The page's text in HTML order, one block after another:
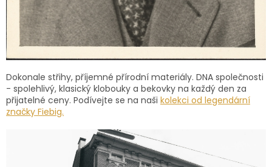
Dokonale střihy, příjemné přírodní materiály. DNA společnosti
- spolehlivý, klasický klobouky a bekovky na každý den za
přijatelné ceny. Podívejte se na naši kolekci od legendární
značky Fiebig.